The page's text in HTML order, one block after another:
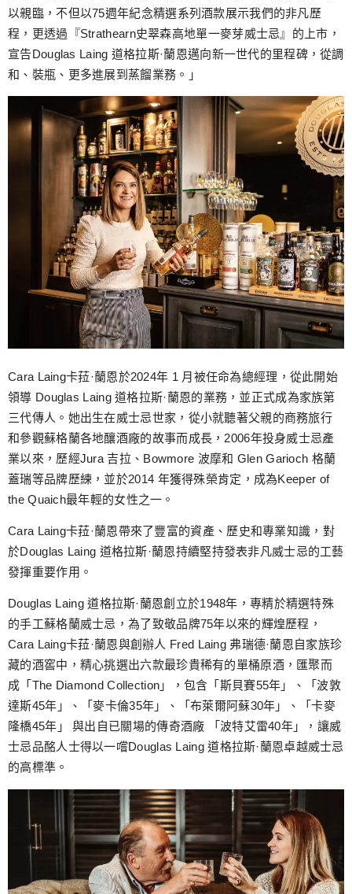
以親臨，不但以75週年紀念精選系列酒款展示我們的非凡歷
程，更透過『Strathearn史翠森高地單一麥芽威士忌』的上市，
宣告Douglas Laing 道格拉斯·蘭恩邁向新一世代的里程碑，從調
和、裝瓶、更多進展到蒸餾業務。」
Cara Laing卡菈·蘭恩於2024年 1 月被任命為總經理，從此開始
領導 Douglas Laing 道格拉斯·蘭恩的業務，並正式成為家族第
三代傳人。她出生在威士忌世家，從小就聽著父親的商務旅行
和參觀蘇格蘭各地釀酒廠的故事而成長，2006年投身威士忌產
業以來，歷經Jura 吉拉、Bowmore 波摩和 Glen Garioch 格蘭
蓋瑞等品牌歷練，並於2014 年獲得殊榮肯定，成為Keeper of
the Quaich最年輕的女性之一。
Cara Laing卡菈·蘭恩帶來了豐富的資產、歷史和專業知識，對
於Douglas Laing 道格拉斯·蘭恩持續堅持發表非凡威士忌的工藝
發揮重要作用。
Douglas Laing 道格拉斯·蘭恩創立於1948年，專精於精選特殊
的手工蘇格蘭威士忌，為了致敬品牌75年以來的輝煌歷程，
Cara Laing卡菈·蘭恩與創辦人 Fred Laing 弗瑞德·蘭恩自家族珍
藏的酒窖中，精心挑選出六款最珍貴稀有的單桶原酒，匯聚而
成「The Diamond Collection」，包含「斯貝賽55年」、「波敦
達斯45年」、「麥卡倫35年」、「布萊爾阿蘇30年」、「卡麥
隆橋45年」 與出自已關場的傳奇酒廠 「波特艾雷40年」，讓威
士忌品酩人士得以一嚐Douglas Laing 道格拉斯·蘭恩卓越威士忌
的高標準。